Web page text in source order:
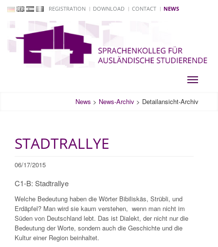
REGISTRATION DOWNLOAD CONTACT NEWS
Toggle
News > News-Archiv > Detailansicht-Archiv
STADTRALLYE
06/17/2015
C1-B: Stadtrallye
Welche Bedeutung haben die Wörter Bibiliskäs, Strübli, und
Erdäpfel? Man wird sie kaum verstehen, wenn man nicht im
Süden von Deutschland lebt. Das ist Dialekt, der nicht nur die
Bedeutung der Worte, sondern auch die Geschichte und die
Kultur einer Region beinhaltet.